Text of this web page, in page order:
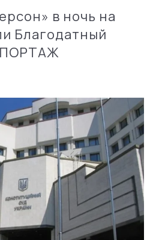
в ночь на
Благодатный